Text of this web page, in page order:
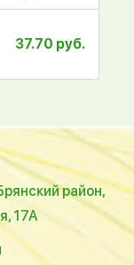
37.70 руб.
район,
17А